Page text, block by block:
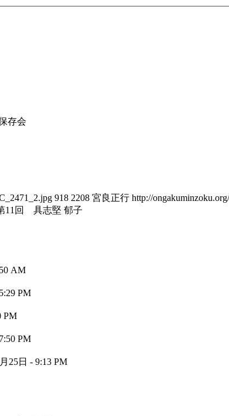
存会
918 2208 宮良正行 http://
11回 具志堅 郁子
AM
PM
PM
PM
25日 - 9:13 PM